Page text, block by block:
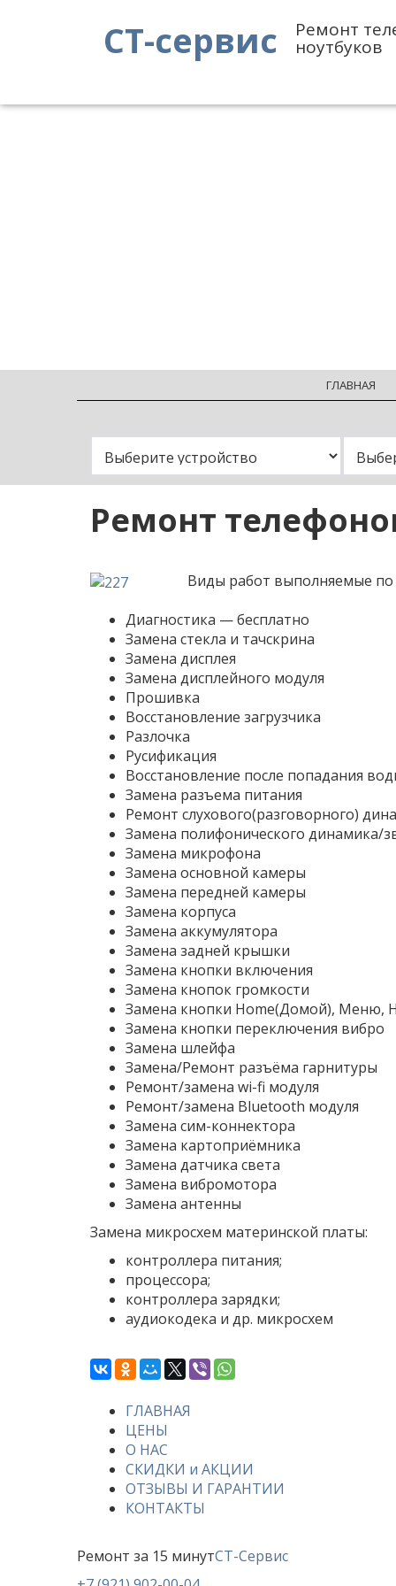
СТ-сервис Ремонт
ноутбуков
ГЛАВНАЯ
Ремонт
Виды работ выполняемые по
Диагностика — бесплатно
Замена стекла и тачскрина
Замена дисплея
Замена дисплейного модуля
Прошивка
Восстановление загрузчика
Разлочка
Русификация
Восстановление после попадания
Замена разъема питания
Ремонт слухового(разговорного)
Замена полифонического динамика/
Замена микрофона
Замена основной камеры
Замена передней камеры
Замена корпуса
Замена аккумулятора
Замена задней крышки
Замена кнопки включения
Замена кнопок громкости
Замена кнопки Home(Домой), Меню,
Замена кнопки переключения вибро
Замена шлейфа
Замена/Ремонт разъёма гарнитуры
Ремонт/замена wi-fi модуля
Ремонт/замена Bluetooth модуля
Замена сим-коннектора
Замена картоприёмника
Замена датчика света
Замена вибромотора
Замена антенны
Замена микросхем материнской платы:
контроллера питания;
процессора;
контроллера зарядки;
аудиокодека и др. микросхем
ГЛАВНАЯ
ЦЕНЫ
О НАС
СКИДКИ и АКЦИИ
ОТЗЫВЫ И ГАРАНТИИ
КОНТАКТЫ
Ремонт за 15 минутСТ-Сервис